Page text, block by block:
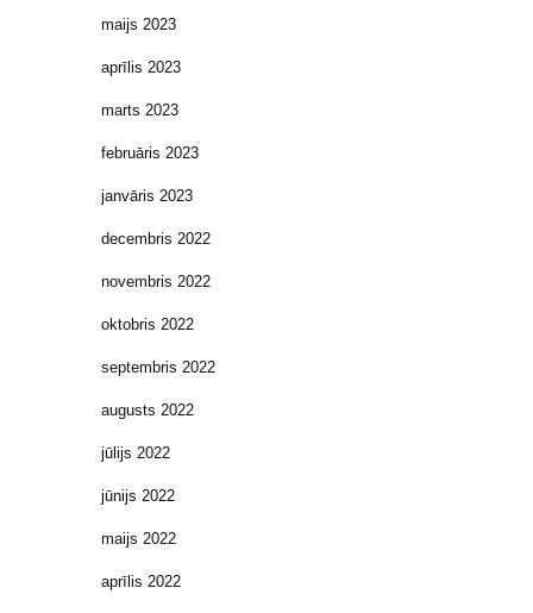
maijs 2023
aprīlis 2023
marts 2023
februāris 2023
janvāris 2023
decembris 2022
novembris 2022
oktobris 2022
septembris 2022
augusts 2022
jūlijs 2022
jūnijs 2022
maijs 2022
aprīlis 2022